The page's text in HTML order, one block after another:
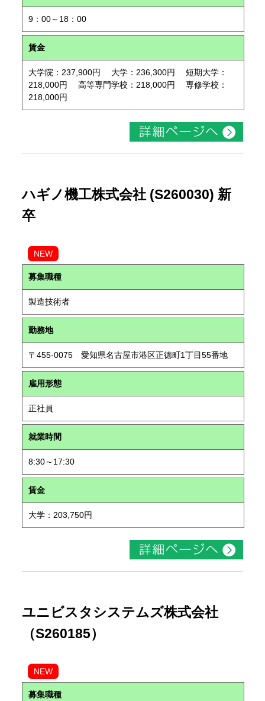
9：00～18：00
賃金
大学院：237,900円 大学：236,300円 短期大学：
218,000円 高等専門学校：218,000円 専修学校：
218,000円
ハギノ機工株式会社 (S260030) 新
卒
NEW
募集職種
製造技術者
勤務地
〒455-0075 愛知県名古屋市港区正徳町1丁目55番地
雇用形態
正社員
就業時間
8:30～17:30
賃金
大学：203,750円
ユニビスタシステムズ株式会社
（S260185）
NEW
募集職種